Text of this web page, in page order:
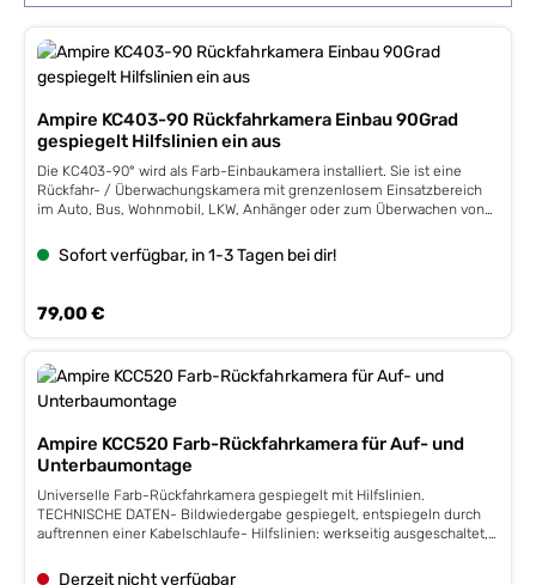
Ampire KC403-90 Rückfahrkamera Einbau 90Grad
gespiegelt Hilfslinien ein aus
Die KC403-90° wird als Farb-Einbaukamera installiert. Sie ist eine
Rückfahr- / Überwachungskamera mit grenzenlosem Einsatzbereich
im Auto, Bus, Wohnmobil, LKW, Anhänger oder zum Überwachen von
witterungsbeständig, wasserdicht gefertigt. Die Lieferung erfolgt
komplett mit einem 700cm Anschlusskabel und einem neuartigen
Rückfahrkamera bereits gespiegelt und kann auf normale Darstellung
eingestellt werden.TECHNISCHE DATEN - Bildwiedergabe: werkseitig
gespiegelt (normale Darstellung einstellbar) - Hilfslinien: werkseitig
ausgeschaltet (einschaltbar) - Kameraneigung: 90° zum
Befestigungsloch - Sensortyp: 1/3.7'' Color CMOS (PC3030K) - Linse:
1.7mm - Auslösung in Zeilen: 420TVL - Auflösung in Pixel: 640 x 480 -
- diagonaler Betrachtungswinkel: 170° - Weißabgleich: Automatik -
Pegelanpassung: Automatik - Ausgangssignal: Cinch 1.0 Vpp 75 Ohm -
Arbeitstemperatur: -40°C bis +80°C - Betriebsspannung: 13,8 Volt DC
- Gewicht: 19g - Spritzwassergeschützt nach IP66 - Stromverbrauch:
70mA - Abmessungen: 30 x 29 x 24mm (LxHxB) - Einbauöffnung:
21mm - Einbautiefe: 14mm - Halterung: Rostfreier Edelstahl -
3857-00 - CE-Zulassung: 2014/30/EU , EN 50498:2010- EC 1907/2006
Sofort verfügbar, in 1-3 Tagen bei dir!
Regulärer Preis:
79,00 €
Ampire KCC520 Farb-Rückfahrkamera für Auf- und
Unterbaumontage
Universelle Farb-Rückfahrkamera gespiegelt mit Hilfslinien.
TECHNISCHE DATEN- Bildwiedergabe gespiegelt, entspiegeln durch
auftrennen einer Kabelschlaufe- Hilfslinien: werkseitig ausgeschaltet,
CMOS7070 mit 1.7mm Linse - Auflösung 648x488 Pixel- diagonaler
Derzeit nicht verfügbar